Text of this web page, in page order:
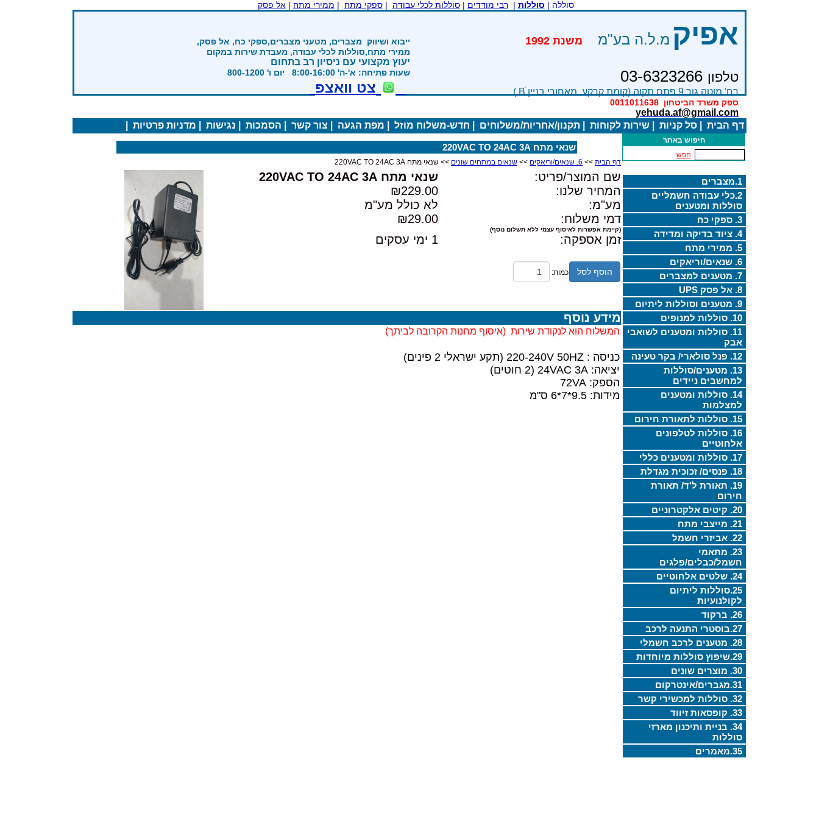
סוללה | סוללות |רבי מודדים |סוללות לכלי עבודה |ספקי מתח | ממירי מתח |אל פסק
אפיק מ.ל.ה בע"מ
טלפון 03-6323266
רח' מוטה גור 9 פתח תקוה (קומת קרקע, מאחורי בניין Bׂ )
ספק משרד הביטחון 0011011638
yehuda.af@gmail.com
ייבוא ושיווק מצברים, מטעני מצברים,ספקי כח, אל פסק,
ממירי מתח,סוללות לכלי עבודה, מעבדת שירות במקום
יעוץ מקצועי עם ניסיון רב בתחום
שעות פתיחה: א'-ה' 8:00-16:00 יום ו' 800-1200
צט וואצפ
דף הבית סל קניות שירות לקוחות תקנון/אחריות/משלוחים חדש-משלוח מוזל מפת הגעה צור קשר הסמכות נגישות מדניות פרטיות
חיפוש באתר
חפש
1.מצברים
2.כלי עבודה חשמליים
סוללות ומטענים
3. ספקי כח
4. ציוד בדיקה ומדידה
5. ממירי מתח
6. שנאים/וריאקים
7. מטענים למצברים
8. אל פסק UPS
9. מטענים וסוללות ליתיום
10. סוללות למנופים
11. סוללות ומטענים לשואבי
אבק
12. פנל סולארי/ בקר טעינה
13. מטענים/סוללות
למחשבים ניידים
14. סוללות ומטענים
למצלמות
15. סוללות לתאורת חירום
16. סוללות לטלפונים
אלחוטיים
17. סוללות ומטענים כללי
18. פנסים/ זכוכית מגדלת
19. תאורת ל'ד/ תאורת
חירום
20. קיטים אלקטרוניים
21. מייצבי מתח
22. אביזרי חשמל
23. מתאמי
חשמל/כבלים/פלגים
24. שלטים אלחוטיים
25.סוללות ליתיום
לקולנועיות
26. ברקוד
27.בוסטרי התנעה לרכב
28. מטענים לרכב חשמלי
29.שיפוץ סוללות מיוחדות
30. מוצרים שונים
31.מגברים/אינטרקום
32. סוללות למכשירי קשר
33. קופסאות זיווד
34. בניית ותיכנון מארזי
סוללות
35.מאמרים
שנאי מתח 220VAC TO 24AC 3A
דף הבית >> 6. שנאים/וריאקים >> שנאים במתחים שונים >> שנאי מתח 220VAC TO 24AC 3A
שם המוצר/פריט:
שנאי מתח 220VAC TO 24AC 3A
המחיר שלנו:
₪229.00
מע"מ:
לא כולל מע"מ
דמי משלוח:
₪29.00
(קיימת אפשרות לאיסוף עצמי ללא תשלום נוסף)
זמן אספקה: 1 ימי עסקים
הוסף לסל כמות:
מידע נוסף
המשלוח הוא לנקודת שירות (איסוף מחנות הקרובה לביתך)
כניסה : 220-240V 50HZ (תקע ישראלי 2 פינים)
יציאה: 24VAC 3A (2 חוטים)
הספק: 72VA
מידות: 9.5*7*6 ס"מ